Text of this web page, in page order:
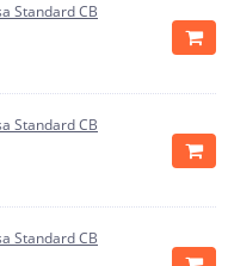
Standard CB
Standard CB
Standard CB